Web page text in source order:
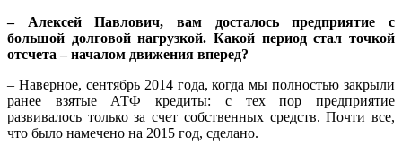
– Алексей Павлович, вам досталось предприятие с
большой долговой нагрузкой. Какой период стал точкой
отсчета – началом движения вперед?
– Наверное, сентябрь 2014 года, когда мы полностью закрыли
ранее взятые АТФ кредиты: с тех пор предприятие
развивалось только за счет собственных средств. Почти все,
что было намечено на 2015 год, сделано.